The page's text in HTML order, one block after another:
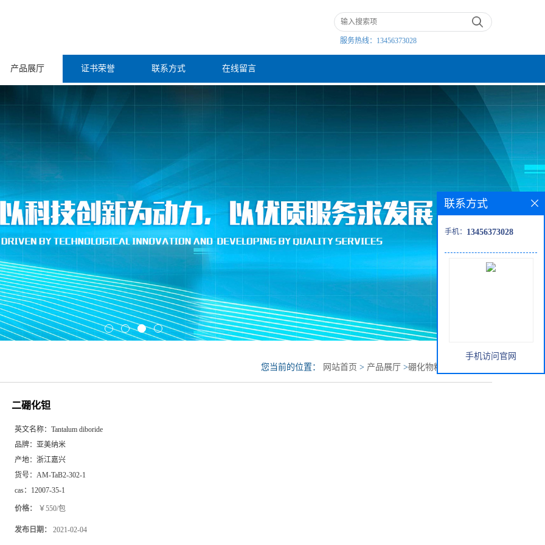
服务热线： 13456373028
产品展厅 证书荣誉 联系方式 在线留言
您当前的位置： 网站首页 > 产品展厅 >硼化物粉体
二硼化钽
英文名称： Tantalum diboride
品牌： 亚美纳米
产地： 浙江嘉兴
货号： AM-TaB2-302-1
cas： 12007-35-1
价格： ￥550/包
发布日期： 2021-02-04
联系方式
手机： 13456373028
手机访问官网